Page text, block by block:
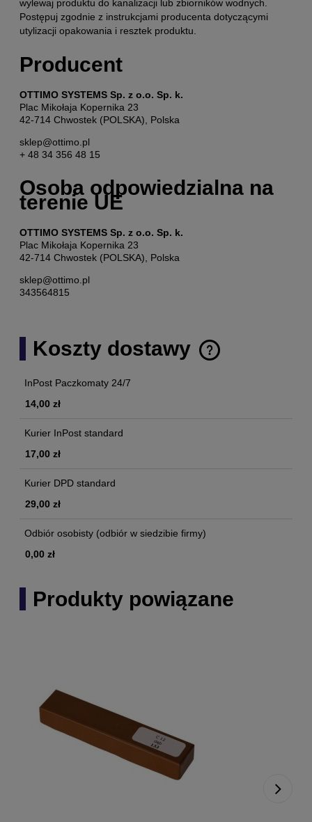
wylewaj produktu do kanalizacji lub zbiorników wodnych.
Postępuj zgodnie z instrukcjami producenta dotyczącymi
utylizacji opakowania i resztek produktu.
Producent
OTTIMO SYSTEMS Sp. z o.o. Sp. k.
Plac Mikołaja Kopernika 23
42-714 Chwostek (POLSKA), Polska
sklep@ottimo.pl
+ 48 34 356 48 15
Osoba odpowiedzialna na
terenie UE
OTTIMO SYSTEMS Sp. z o.o. Sp. k.
Plac Mikołaja Kopernika 23
42-714 Chwostek (POLSKA), Polska
sklep@ottimo.pl
343564815
Koszty dostawy
Cena nie zawiera ewentualnych kosztów płatności
InPost Paczkomaty 24/7
14,00 zł
Kurier InPost standard
17,00 zł
Kurier DPD standard
29,00 zł
Odbiór osobisty (odbiór w siedzibie firmy)
0,00 zł
Produkty powiązane